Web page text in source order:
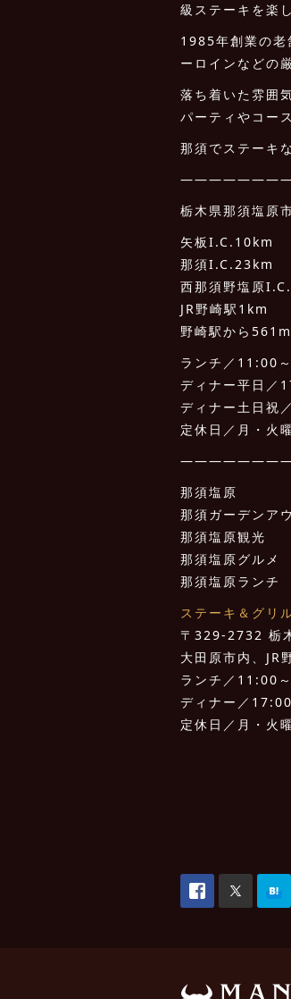
級ステーキを楽
1985年創業の老
ーロインなどの
落ち着いた雰囲
パーティやコー
那須でステーキ
栃木県那須塩原
矢板I.C.10km
那須I.C.23km
西那須野塩原
JR野崎駅1km
野崎駅から561m
ランチ／11:00
ディナー平日
ディナー土日
定休日／月・火
那須塩原
那須ガーデンア
那須塩原観光
那須塩原グルメ
那須塩原ランチ
ステーキ＆グリ
〒329-2732 栃
大田原市内、
ランチ／11:00
ディナー／
定休日／月・火